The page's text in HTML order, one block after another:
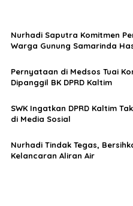
Nurhadi Saputra Komitmen
Warga Gunung Samarinda
Pernyataan di Medsos Tuai
Dipanggil BK DPRD Kaltim
SWK Ingatkan DPRD Kaltim
di Media Sosial
Nurhadi Tindak Tegas,
Kelancaran Aliran Air